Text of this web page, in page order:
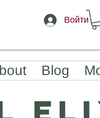
Войти
Blog